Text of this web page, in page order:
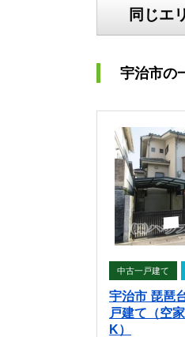
同じエ
宇治市の
中古一戸建て
宇治市 琵琶
戸建て（空
K）